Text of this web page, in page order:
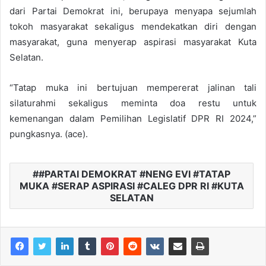
dari Partai Demokrat ini, berupaya menyapa sejumlah
tokoh masyarakat sekaligus mendekatkan diri dengan
masyarakat, guna menyerap aspirasi masyarakat Kuta
Selatan.
“Tatap muka ini bertujuan mempererat jalinan tali
silaturahmi sekaligus meminta doa restu untuk
kemenangan dalam Pemilihan Legislatif DPR RI 2024,”
pungkasnya. (ace).
#PARTAI DEMOKRAT #NENG EVI #TATAP
MUKA #SERAP ASPIRASI #CALEG DPR RI #KUTA
SELATAN